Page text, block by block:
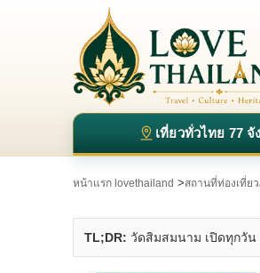
เที่ยวทั่วไทย 77 จั
หน้าแรก lovethailand >สถานที่ท่องเที่ย
TL;DR: วัดสิมสมนาม เปิดทุกวัน